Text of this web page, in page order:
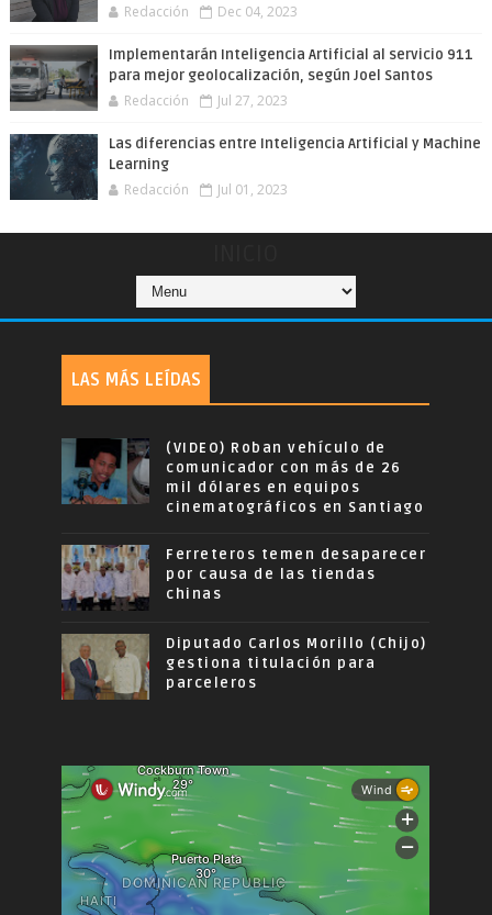
Redacción Dec 04, 2023
Implementarán Inteligencia Artificial al servicio 911
para mejor geolocalización, según Joel Santos
Redacción Jul 27, 2023
Las diferencias entre Inteligencia Artificial y Machine
Learning
Redacción Jul 01, 2023
LAS MÁS LEÍDAS
(VIDEO) Roban vehículo de
comunicador con más de 26
mil dólares en equipos
cinematográficos en Santiago
Ferreteros temen desaparecer
por causa de las tiendas
chinas
Diputado Carlos Morillo (Chijo)
gestiona titulación para
parceleros